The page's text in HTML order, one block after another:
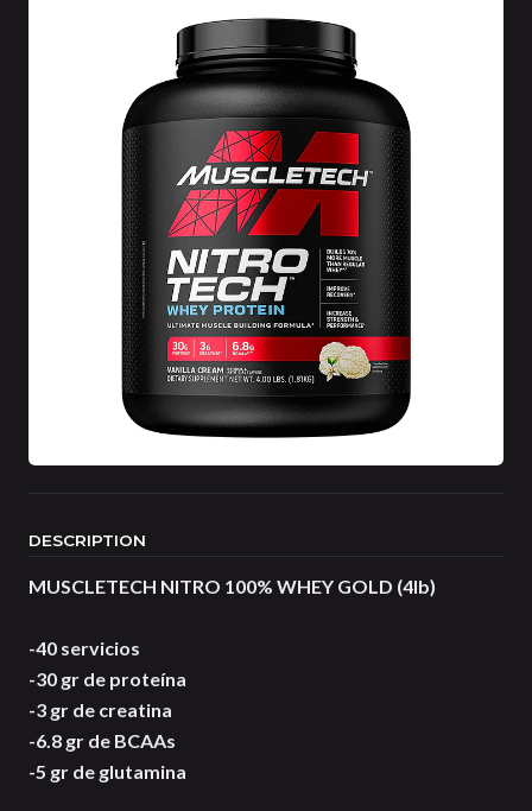
DESCRIPTION
MUSCLETECH NITRO 100% WHEY GOLD (4lb)
-40 servicios
-30 gr de proteína
-3 gr de creatina
-6.8 gr de BCAAs
-5 gr de glutamina